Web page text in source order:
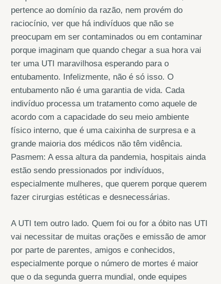
pertence ao domínio da razão, nem provém do
raciocínio, ver que há indivíduos que não se
preocupam em ser contaminados ou em contaminar
porque imaginam que quando chegar a sua hora vai
ter uma UTI maravilhosa esperando para o
entubamento. Infelizmente, não é só isso. O
entubamento não é uma garantia de vida. Cada
indivíduo processa um tratamento como aquele de
acordo com a capacidade do seu meio ambiente
físico interno, que é uma caixinha de surpresa e a
grande maioria dos médicos não têm vidência.
Pasmem: A essa altura da pandemia, hospitais ainda
estão sendo pressionados por indivíduos,
especialmente mulheres, que querem porque querem
fazer cirurgias estéticas e desnecessárias.
A UTI tem outro lado. Quem foi ou for a óbito nas UTI
vai necessitar de muitas orações e emissão de amor
por parte de parentes, amigos e conhecidos,
especialmente porque o número de mortes é maior
que o da segunda guerra mundial, onde equipes